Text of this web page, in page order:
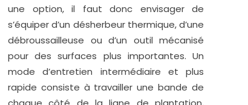
une option, il faut donc envisager de
s’équiper d’un désherbeur thermique, d’une
débroussailleuse ou d’un outil mécanisé
pour des surfaces plus importantes. Un
mode d’entretien intermédiaire et plus
rapide consiste à travailler une bande de